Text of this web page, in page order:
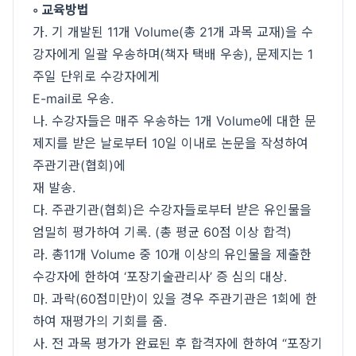
◦ 교육방법
가. 기 개발된 11개 Volume(총 21개 과목 교재)을 수
강자에게 일괄 우송하며(책자 택배 우송), 문제지는 1
주일 단위로 수강자에게
E-mail로 우송.
나. 수강자들은 매주 우송하는 1개 Volume에 대한 문
제지를 받은 날로부터 10일 이내로 논문을 작성하여
주관기관(협회)에
재 발송.
다. 주관기관(협회)은 수강자들로부터 받은 유인물을
엄밀히 평가하여 기록. (총 평균 60점 이상 합격)
라. 총11개 Volume 중 10개 이상의 유인물을 제출한
수강자에 한하여 ‘포장기술관리사’ 증 심의 대상.
마. 과락(60점미만)이 있을 경우 주관기관은 1회에 한
하여 재평가의 기회를 줌.
사. 전 과목 평가가 완료된 후 합격자에 한하여 “포장기